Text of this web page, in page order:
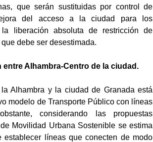
que serán sustituidas por control de
del acceso a la ciudad para los
liberación absoluta de restricción de
debe ser desestimada.
entre Alhambra-Centro de la ciudad.
Alhambra y la ciudad de Granada está
modelo de Transporte Público con líneas
considerando las propuestas
Movilidad Urbana Sostenible se estima
establecer líneas que conecten de modo